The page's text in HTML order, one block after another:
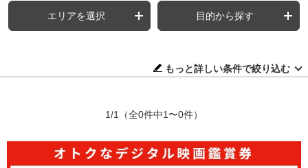
エリアを選択 目的から探す
もっと詳しい条件で絞り込む
1/1 （全0件中1〜0件）